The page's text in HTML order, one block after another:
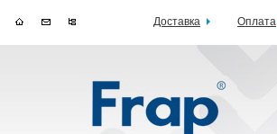
Доставка Оплата